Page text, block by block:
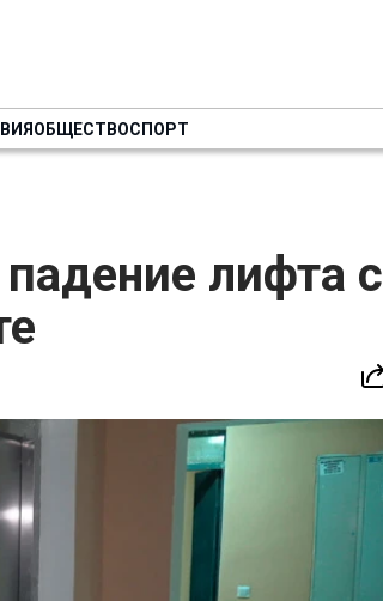
ОБЩЕСТВОСПОРТ
лифта с